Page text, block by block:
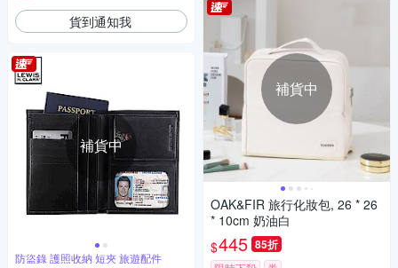
貨到通知我
補貨中
防盜錄 護照收納 短夾 旅遊配件
補貨中
OAK&FIR 旅行化妝包, 26 * 26
* 10cm 奶油白
$445 85折